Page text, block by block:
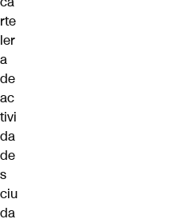
rte
ler
a
de
ac
tivi
da
de
s
ciu
da